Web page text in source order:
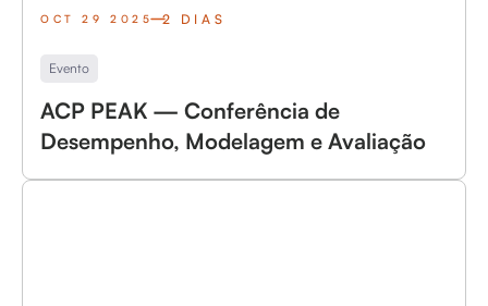
OCT 29 2025 2 DIAS
Evento
ACP PEAK — Conferência de
Desempenho, Modelagem e Avaliação